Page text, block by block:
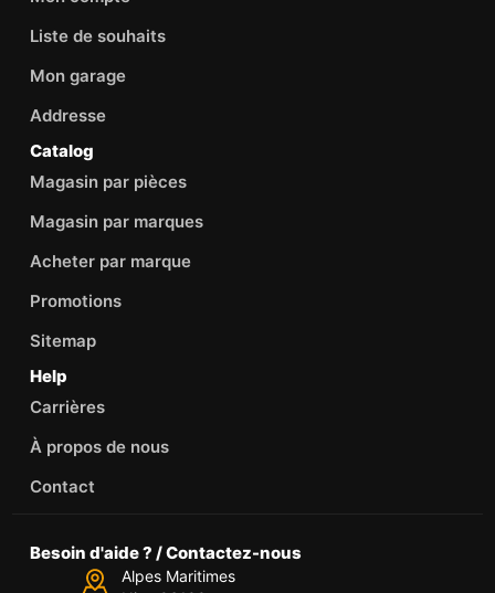
Liste de souhaits
Mon garage
Addresse
Catalog
Magasin par pièces
Magasin par marques
Acheter par marque
Promotions
Sitemap
Help
Carrières
À propos de nous
Contact
Besoin d'aide ? / Contactez-nous
Alpes Maritimes